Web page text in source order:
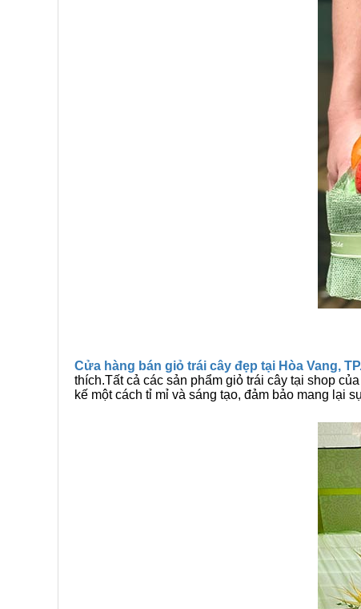
Cửa hàng bán giỏ trái cây đẹp tại Hòa Vang,
thích.Tất cả các sản phẩm giỏ trái cây tại shop
kế một cách tỉ mỉ và sáng tạo, đảm bảo mang lại